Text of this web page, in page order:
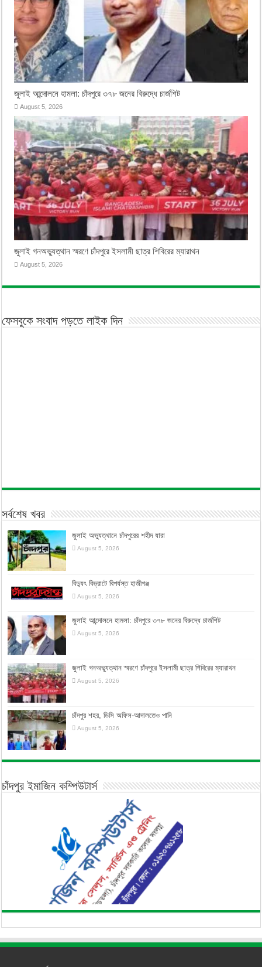
জুলাই আন্দোলনে হামলা: চাঁদপুরে ৩৭৮ জনের বিরুদ্ধে চার্জশিট
August 5, 2026
জুলাই গনঅভ্যুত্থান স্মরণে চাঁদপুরে ইসলামী ছাত্র শিবিরের ম্যারাথন
August 5, 2026
ফেসবুকে সংবাদ পড়তে লাইক দিন
সর্বশেষ খবর
জুলাই অভ্যুত্থানে চাঁদপুরের শহীদ যারা
August 5, 2026
বিদ্যুৎ বিভ্রাটে বিপর্যস্ত হাজীগঞ্জ
August 5, 2026
জুলাই আন্দোলনে হামলা: চাঁদপুরে ৩৭৮ জনের বিরুদ্ধে চার্জশিট
August 5, 2026
জুলাই গনঅভ্যুত্থান স্মরণে চাঁদপুরে ইসলামী ছাত্র শিবিরের ম্যারাথন
August 5, 2026
চাঁদপুর শহর, ডিসি অফিস-আদালতেও পানি
August 5, 2026
চাঁদপুর ইমাজিন কম্পিউটার্স